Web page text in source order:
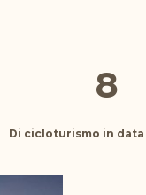
8
Di cicloturismo in data